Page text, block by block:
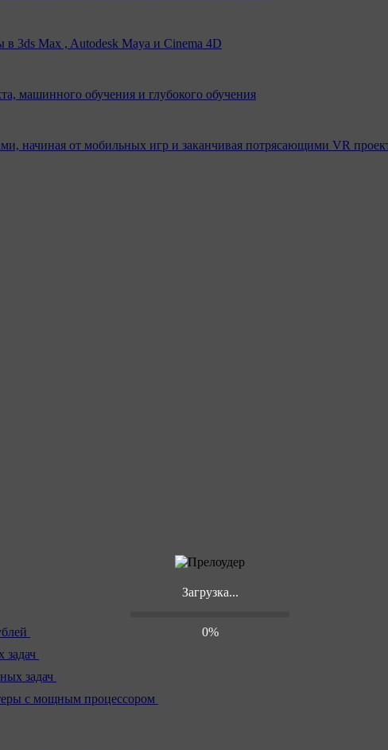
Загрузка...
0%
в 3ds Max , Autodesk Maya и Cinema 4D
машинного обучения и глубокого обучения
начиная от мобильных игр и заканчивая потрясающими VR
задач
задач
с мощным процессором